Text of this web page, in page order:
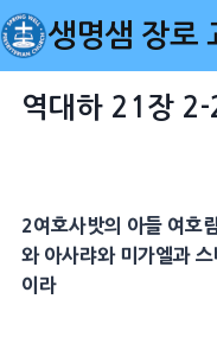
Skip
to
content
생명샘 장로
역대하 21장 2-
2여호사밧의 아들 여호
와 아사랴와 미가엘과 스
이라